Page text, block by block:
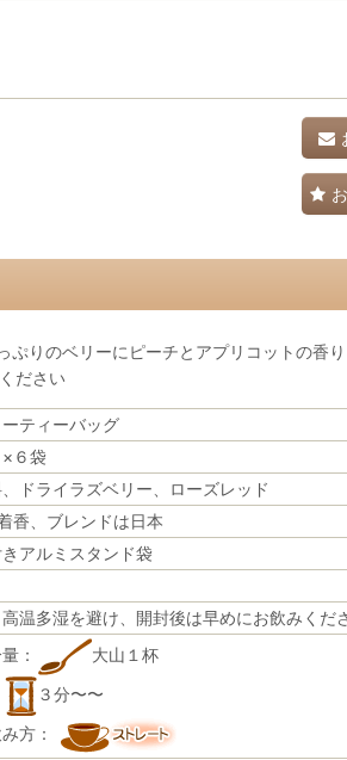
りのベリーにピーチとアプリコットの香
ださい
ティーバッグ
×６袋
ドライラズベリー、ローズレッド
、ブレンドは日本
アルミスタンド袋
温多湿を避け、開封後は早めにお飲みくだ
：
大山１杯
３分〜〜
方：